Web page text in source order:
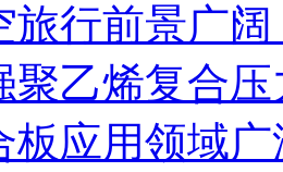
旅行前景广
聚乙烯复合
板应用领域